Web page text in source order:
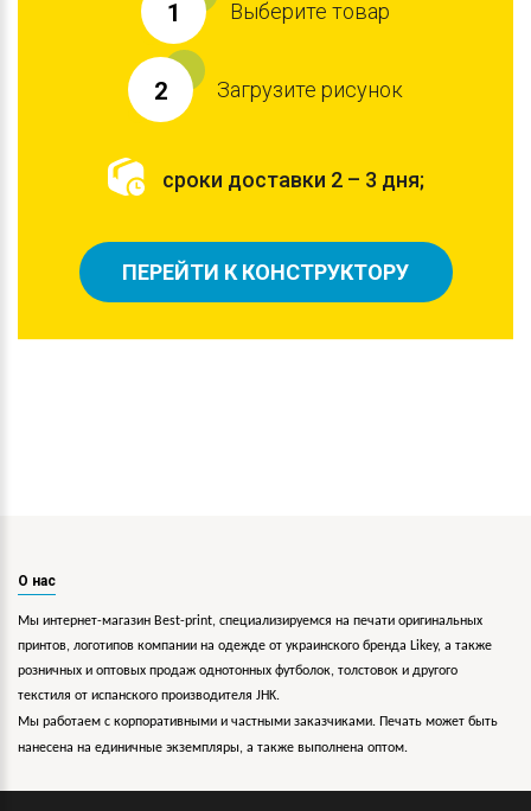
1 Выберите товар
2 Загрузите рисунок
сроки доставки 2 – 3 дня;
ПЕРЕЙТИ К КОНСТРУКТОРУ
О нас
Мы интернет-магазин Best-print, специализируемся на печати оригинальных
принтов, логотипов компании на одежде от украинского бренда Likey, а также
розничных и оптовых продаж однотонных футболок, толстовок и другого
текстиля от испанского производителя JHK.
Мы работаем с корпоративными и частными заказчиками. Печать может быть
нанесена на единичные экземпляры, а также выполнена оптом.